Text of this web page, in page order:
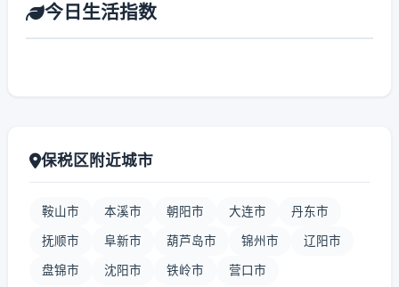
今日生活指数
保税区附近城市
鞍山市 本溪市 朝阳市 大连市 丹东市
抚顺市 阜新市 葫芦岛市 锦州市 辽阳市
盘锦市 沈阳市 铁岭市 营口市